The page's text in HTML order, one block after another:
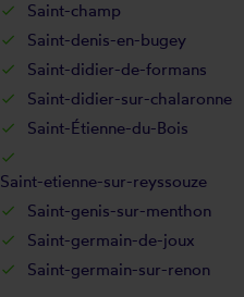
Saint-champ
Saint-denis-en-bugey
Saint-didier-de-formans
Saint-didier-sur-chalaronne
Saint-Étienne-du-Bois
Saint-etienne-sur-reyssouze
Saint-genis-sur-menthon
Saint-germain-de-joux
Saint-germain-sur-renon